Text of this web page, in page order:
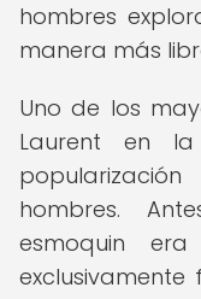
hombres
manera más
Uno de los
Laurent en
hombres.
esmoquin
exclusivamente